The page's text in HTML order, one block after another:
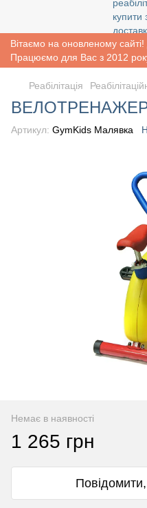
Вітаємо на оновленому
Працюємо для Вас з 2012
Реабiлiтацiя
Артикул: GymKids Малявка
Немає в наявності
1 265 грн